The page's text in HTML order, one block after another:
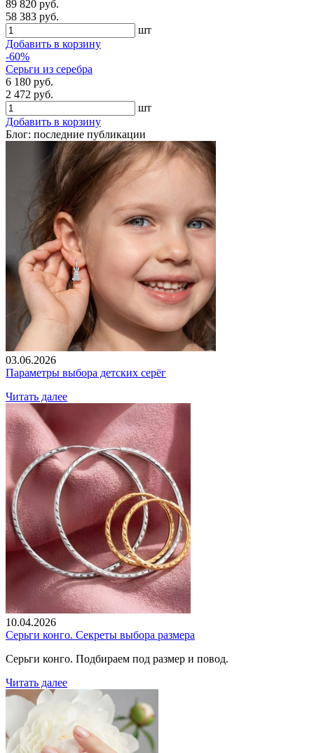
89 820 руб.
58 383 руб.
шт
Добавить в корзину
-60%
Серьги из серебра
6 180 руб.
2 472 руб.
шт
Добавить в корзину
Блог: последние публикации
03.06.2026
Параметры выбора детских серёг
Читать далее
10.04.2026
Серьги конго. Секреты выбора размера
Серьги конго. Подбираем под размер и повод.
Читать далее